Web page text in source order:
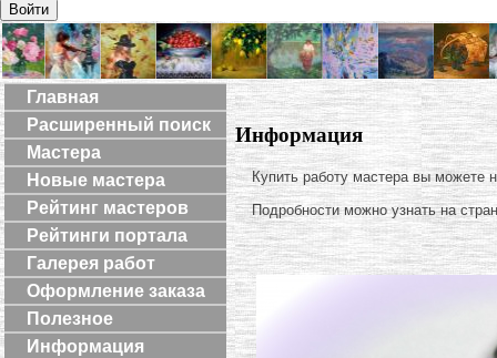
Войти
Главная
Расширенный поиск
Мастера
Новые мастера
Рейтинг мастеров
Рейтинги портала
Галерея работ
Оформление заказа
Полезное
Информация
Информация
Купить работу мастера вы можете
Подробности можно узнать на